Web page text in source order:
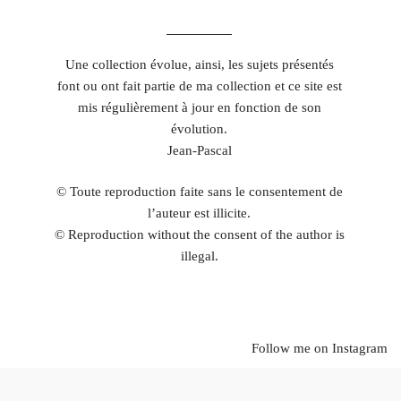
Une collection évolue, ainsi, les sujets présentés
font ou ont fait partie de ma collection et ce site est
mis régulièrement à jour en fonction de son
évolution.
Jean-Pascal
© Toute reproduction faite sans le consentement de
l’auteur est illicite.
© Reproduction without the consent of the author is
illegal.
Follow me on Instagram